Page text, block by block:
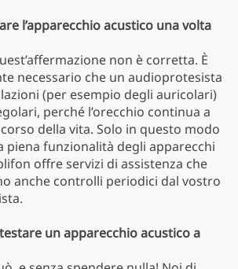
l’apparecchio acustico una volta
non è corretta. È
necessario che un audioprotesista
(per esempio degli auricolari)
perché l’orecchio continua a
della vita. Solo in questo modo
piena funzionalità degli apparecchi
offre servizi di assistenza che
anche controlli periodici dal vostro
un apparecchio acustico a